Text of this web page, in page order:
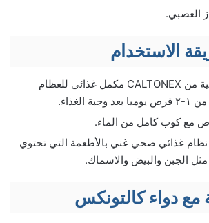
العصبي.
الاستخدام
الجرعة النموذجية من CALTONEX مكمل غذائي للعظام
الغذاء.
مع كوب كامل من الماء.
نظام غذائي صحي غني بالأطعمة التي تحتوي
الجبن والبيض والاسماك.
مع دواء كالتونكس